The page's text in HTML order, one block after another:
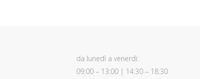
da lunedì a venerdì:
09:00 – 13:00 | 14:30 – 18:30